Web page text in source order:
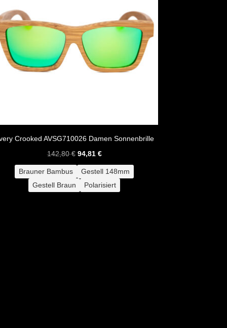
Crooked AVSG710026 Damen Sonnenbrille
142,80€ Ursprünglicher
Preis
war:
142,80 €
94,81 €Aktueller
Preis
ist:
94,81 €.
Brauner Bambus
Gestell 148mm
Gestell Braun
Polarisiert